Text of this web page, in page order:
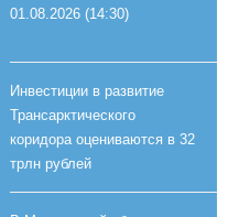
01.08.2026 (14:30)
Инвестиции в развитие
Трансарктического
коридора оцениваются в 32
трлн рублей